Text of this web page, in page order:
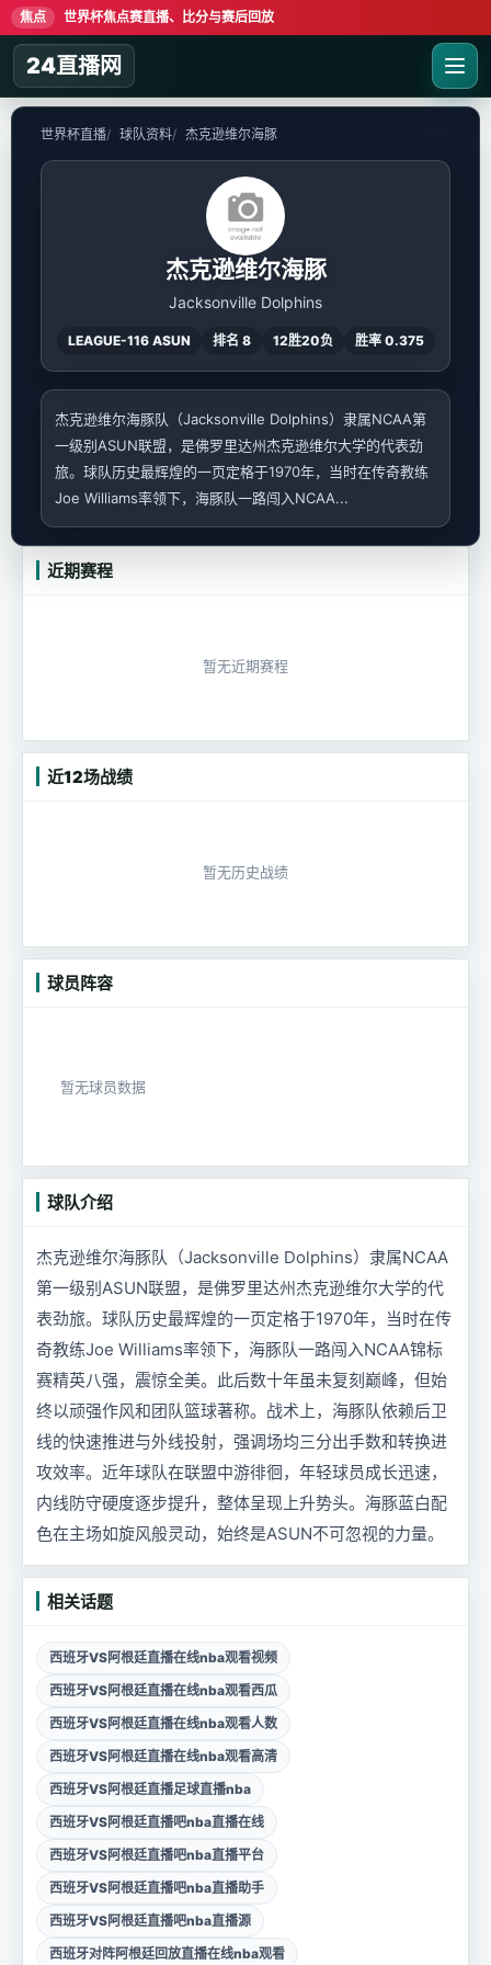
焦点 世界杯焦点赛直播、比分与赛后回放
24直播网
世界杯直播 球队资料 杰克逊维尔海豚
杰克逊维尔海豚
Jacksonville Dolphins
LEAGUE-116 ASUN 排名 8 12胜20负 胜率 0.375
杰克逊维尔海豚队（Jacksonville Dolphins）隶属NCAA第
一级别ASUN联盟，是佛罗里达州杰克逊维尔大学的代表劲
旅。球队历史最辉煌的一页定格于1970年，当时在传奇教练
Joe Williams率领下，海豚队一路闯入NCAA...
近期赛程
暂无近期赛程
近12场战绩
暂无历史战绩
球员阵容
暂无球员数据
球队介绍
杰克逊维尔海豚队（Jacksonville Dolphins）隶属NCAA
第一级别ASUN联盟，是佛罗里达州杰克逊维尔大学的代
表劲旅。球队历史最辉煌的一页定格于1970年，当时在传
奇教练Joe Williams率领下，海豚队一路闯入NCAA锦标
赛精英八强，震惊全美。此后数十年虽未复刻巅峰，但始
终以顽强作风和团队篮球著称。战术上，海豚队依赖后卫
线的快速推进与外线投射，强调场均三分出手数和转换进
攻效率。近年球队在联盟中游徘徊，年轻球员成长迅速，
内线防守硬度逐步提升，整体呈现上升势头。海豚蓝白配
色在主场如旋风般灵动，始终是ASUN不可忽视的力量。
相关话题
西班牙VS阿根廷直播在线nba观看视频
西班牙VS阿根廷直播在线nba观看西瓜
西班牙VS阿根廷直播在线nba观看人数
西班牙VS阿根廷直播在线nba观看高清
西班牙VS阿根廷直播足球直播nba
西班牙VS阿根廷直播吧nba直播在线
西班牙VS阿根廷直播吧nba直播平台
西班牙VS阿根廷直播吧nba直播助手
西班牙VS阿根廷直播吧nba直播源
西班牙对阵阿根廷回放直播在线nba观看